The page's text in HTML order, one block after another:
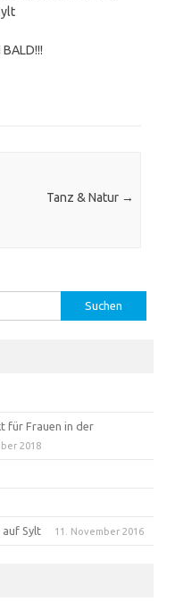
BALD!!!
Tanz & Natur →
für Frauen in der
2018
auf Sylt 11. November 2016